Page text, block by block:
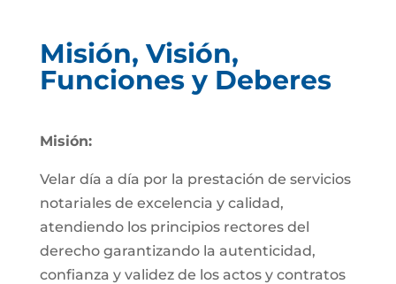
Misión, Visión,
Funciones y Deberes
Misión:
Velar día a día por la prestación de servicios
notariales de excelencia y calidad,
atendiendo los principios rectores del
derecho garantizando la autenticidad,
confianza y validez de los actos y contratos